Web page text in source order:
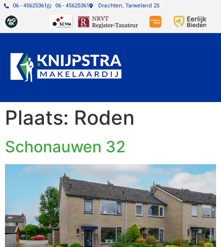
06 - 45625361 06 - 45625361 Drachten, Tarweland 25
Plaats: Roden
Schonauwen 32